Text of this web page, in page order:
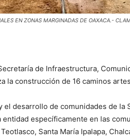
EN ZONAS MARGINADAS DE OAXACA.-
de Infraestructura,
la construcción de 16 caminos
el desarrollo de comunidades de la
específicamente en las
Santa María Ipalapa,